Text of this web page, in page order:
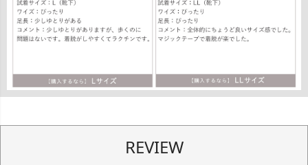
REVIEW